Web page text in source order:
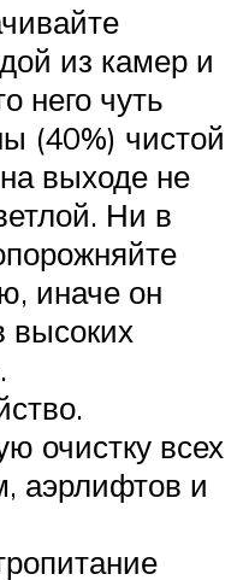
из камер и
него чуть
(40%) чистой
выходе не
Ни в
иначе он
высоких
очистку всех
аэрлифтов и